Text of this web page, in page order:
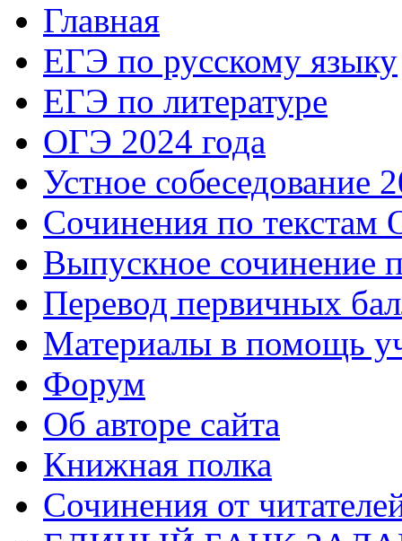
Главная
ЕГЭ по русскому языку
ЕГЭ по литературе
ОГЭ 2024 года
Устное собеседование
Сочинения по текстам
Выпускное сочинение
Перевод первичных
Материалы в помощь
Форум
Об авторе сайта
Книжная полка
Cочинения от